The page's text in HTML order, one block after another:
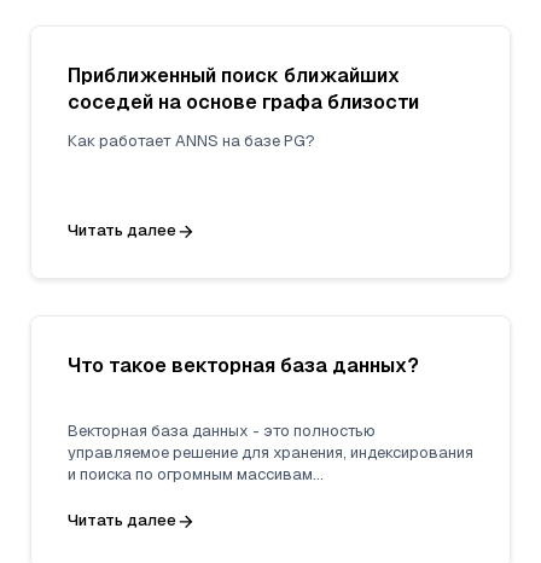
Приближенный поиск ближайших
соседей на основе графа близости
Как работает ANNS на базе PG?
Читать далее
Что такое векторная база данных?
Векторная база данных - это полностью
управляемое решение для хранения, индексирования
и поиска по огромным массивам
возможности вкраплений из моделей машинного
Читать далее